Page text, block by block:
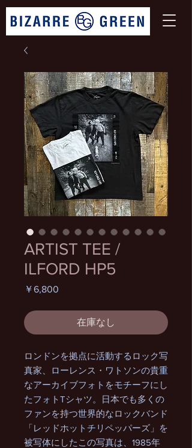
ARTIST TEE /
ILFORD HP5
￥6,800
在庫なし
ロンドンを拠点に活動するロック写
真家、ローレンス・ワトソンの貴重
なアーカイブフォトをモチーフにし
たフォトTシャツ。日本でも多くの
ファンを持つ世界的なロックバンド
「レッドホットチリペッパーズ」を
被写体にしたこの写真は、1985年